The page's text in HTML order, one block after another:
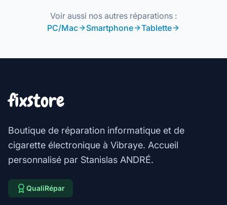
Voir aussi nos autres réparations :
PC/Mac
Smartphone Tablette
fixstore
Boutique de réparation informatique et de
cigarette électronique à Vibraye. Accueil
personnalisé par Stanislas ANDRÉ.
QualiRépar